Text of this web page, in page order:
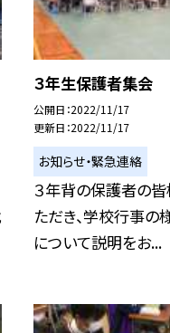
３年生保護者集会
公開日 2022/11/17
更新日 2022/11/17
お知らせ・緊急連絡
３年背の保護者の
ただき、学校行事
について説明をお...